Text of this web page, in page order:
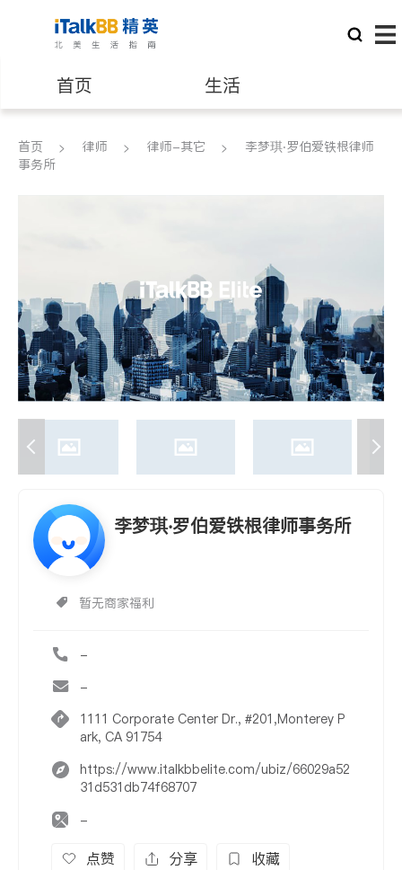
首页 生活
医生 律师
养老 非盈利组织
首页 律师 律师-其它
李梦琪‧罗伯爱铁根律师
事务所
李梦琪‧罗伯爱铁根律师事务所
暂无商家福利
-
-
1111 Corporate Center Dr., #201,Monterey P
ark, CA 91754
https://www.italkbbelite.com/ubiz/66029a52
31d531db74f68707
-
点赞 分享 收藏